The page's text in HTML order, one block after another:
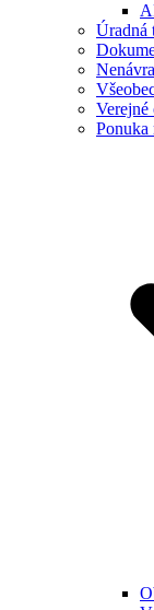
Úradná
Verejné
Ponuka